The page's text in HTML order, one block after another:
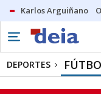
Karlos Arguiñano
DEPORTES